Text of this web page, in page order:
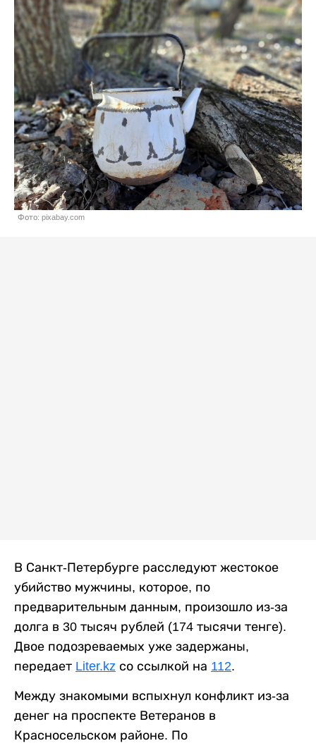
Фото: pixabay.com
В Санкт-Петербурге расследуют жестокое
убийство мужчины, которое, по
предварительным данным, произошло из-за
долга в 30 тысяч рублей (174 тысячи тенге).
Двое подозреваемых уже задержаны,
передает Liter.kz со ссылкой на 112.
Между знакомыми вспыхнул конфликт из-за
денег на проспекте Ветеранов в
Красносельском районе. По